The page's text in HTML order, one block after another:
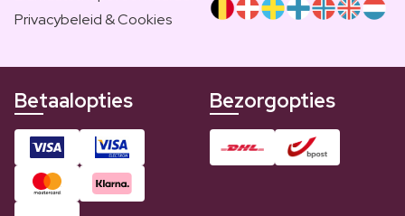
Privacybeleid & Cookies
Betaalopties Bezorgopties